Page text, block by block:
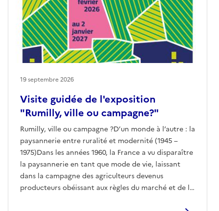
Visite guidée de l'exposition
"Rumilly, ville ou campagne?"
Rumilly, ville ou campagne ?D’un monde à l’autre : la
paysannerie entre ruralité et modernité (1945 –
1975)Dans les années 1960, la France a vu disparaître
la paysannerie en tant que mode de vie, laissant
dans la campagne des agriculteurs devenus
producteurs obéissant aux règles du marché et de la
19 septembre 2026